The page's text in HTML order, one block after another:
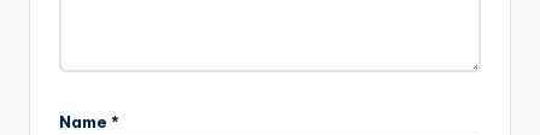
Name *